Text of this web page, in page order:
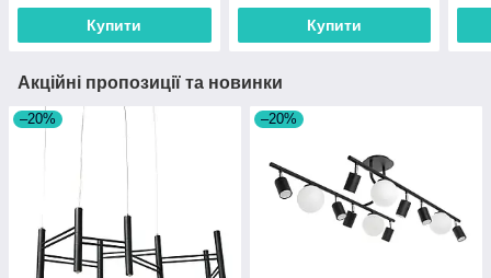
Купити Купити
Акційні пропозиції та новинки
–20% –20%